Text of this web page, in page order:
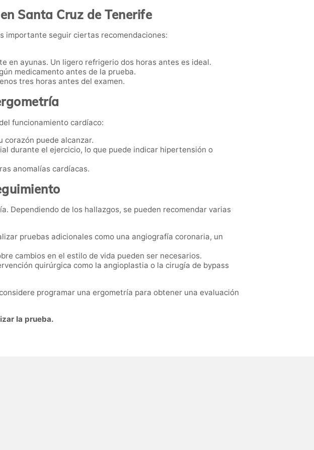
Santa Cruz de Tenerife
importante seguir ciertas recomendaciones:
en ayunas. Un ligero refrigerio dos horas antes es ideal.
medicamento antes de la prueba.
tres horas antes del examen.
funcionamiento cardíaco:
corazón puede alcanzar.
durante el ejercicio, lo que puede indicar hipertensión o
anomalías cardíacas.
Dependiendo de los hallazgos, se pueden recomendar varias
pruebas adicionales como una angiografía coronaria, un
cambios en el estilo de vida pueden ser necesarios.
quirúrgica como la angioplastia o la cirugía de bypass
programar una ergometría para obtener una evaluación
la prueba.